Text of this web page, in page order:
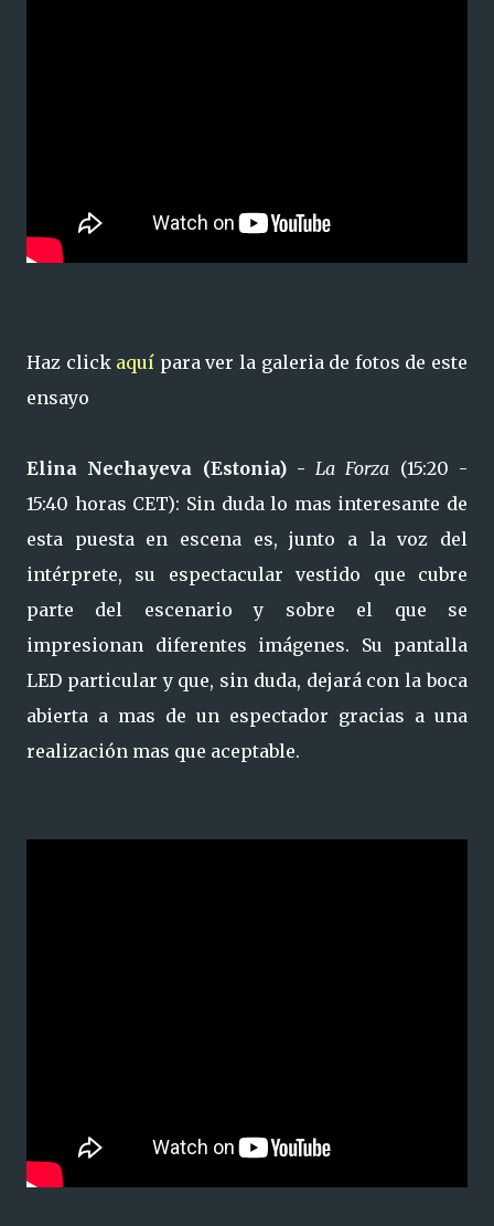
Haz click aquí para ver la galeria de fotos de este
ensayo
Elina Nechayeva (Estonia) -La Forza (15:20 -
15:40 horas CET): Sin duda lo mas interesante de
esta puesta en escena es, junto a la voz del
intérprete, su espectacular vestido que cubre
parte del escenario y sobre el que se
impresionan diferentes imágenes. Su pantalla
LED particular y que, sin duda, dejará con la boca
abierta a mas de un espectador gracias a una
realización mas que aceptable.